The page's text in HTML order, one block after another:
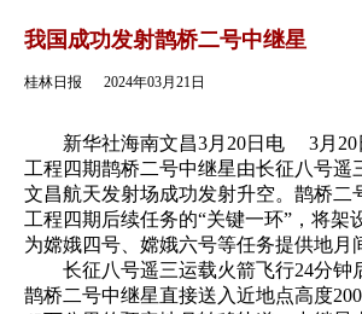
2024年03月21日
我国成功发射鹊桥二号中继星
桂林日报 2024年03月21日
新华社海南文昌3月20日电 3月20
工程四期鹊桥二号中继星由长征八号遥
文昌航天发射场成功发射升空。鹊桥二
工程四期后续任务的“关键一环”，将架
为嫦娥四号、嫦娥六号等任务提供地月
长征八号遥三运载火箭飞行24分钟
鹊桥二号中继星直接送入近地点高度